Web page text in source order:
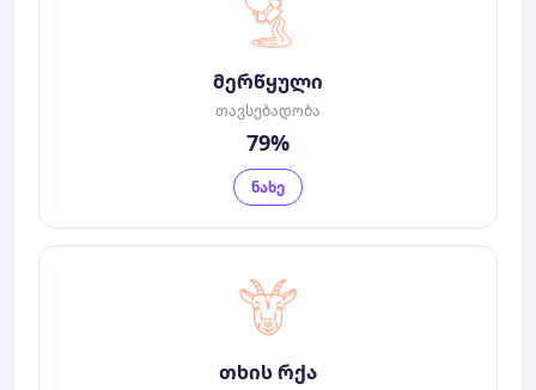
მერწყული
თავსებადობა
79%
ნახე
თხის რქა